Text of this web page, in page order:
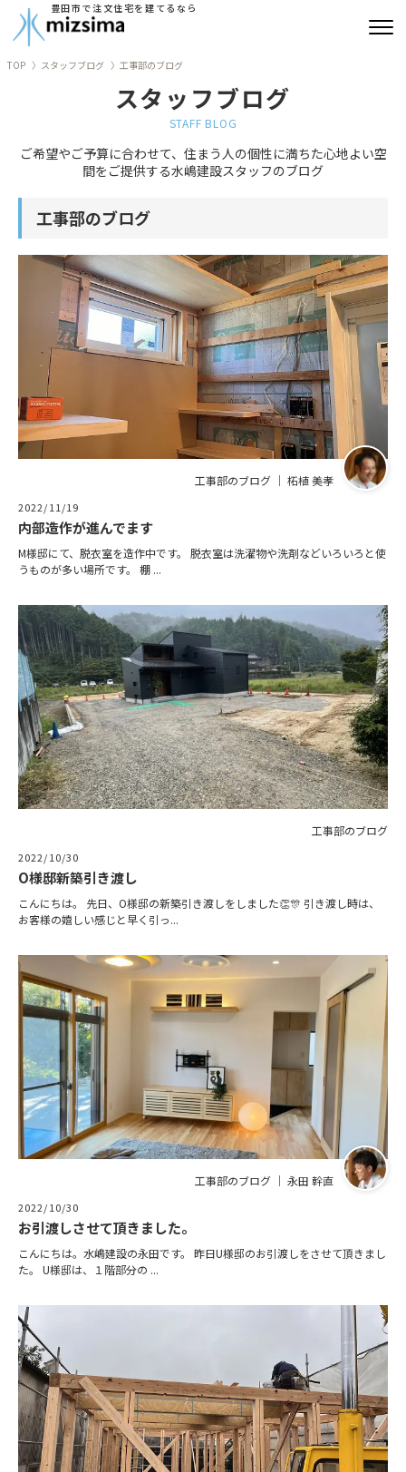
豊田市で注文住宅を建てるなら
リフォーム
古民家再生
建築実績
会社情報
よくあるご質問
ブログ
ニュース
資料請求・お問い合わせ
TOP スタッフブログ 工事部のブログ
スタッフブログ
STAFF BLOG
ご希望やご予算に合わせて、住まう人の個性に満ちた心地よい空
間をご提供する水嶋建設スタッフのブログ
工事部のブログ
工事部のブログ ｜ 柘植 美孝
2022/11/19
内部造作が進んでます
M様邸にて、脱衣室を造作中です。 脱衣室は洗濯物や洗剤などいろいろと使
うものが多い場所です。 棚 ...
工事部のブログ
2022/10/30
O様邸新築引き渡し
こんにちは。 先日、O様邸の新築引き渡しをしました👏🎊 引き渡し時は、
お客様の嬉しい感じと早く引っ...
工事部のブログ ｜ 永田 幹直
2022/10/30
お引渡しさせて頂きました。
こんにちは。水嶋建設の永田です。 昨日U様邸のお引渡しをさせて頂きまし
た。 U様邸は、１階部分の ...